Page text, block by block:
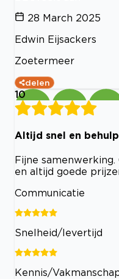
28 March 2025
Edwin Eijsackers
Zoetermeer
delen
10
Altijd snel en
Fijne
en altijd goede
Communicatie
Snelheid/levertijd
Kennis/